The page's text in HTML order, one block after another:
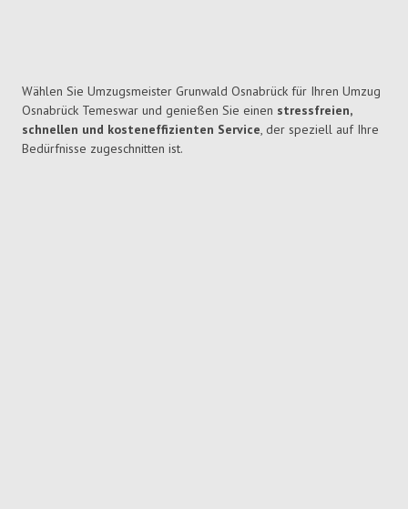
Wählen Sie Umzugsmeister Grunwald Osnabrück für Ihren Umzug
Osnabrück Temeswar und genießen Sie einen stressfreien,
schnellen und kosteneffizienten Service, der speziell auf Ihre
Bedürfnisse zugeschnitten ist.